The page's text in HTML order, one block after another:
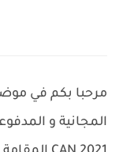
مرحبا بكم في
المجانية و